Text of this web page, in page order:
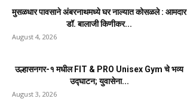
मुसळधार पावसाने अंबरनाथमध्ये घर नाल्यात कोसळले : आमदार
डॉ. बालाजी किणीकर...
August 4, 2026
उल्हासनगर-१ मधील FIT & PRO Unisex Gym चे भव्य
उद्घाटन; युवासेना...
August 3, 2026